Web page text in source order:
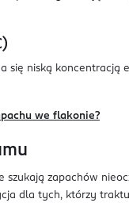
się niską
we flakonie?
szukają zapachów
dla tych, którzy